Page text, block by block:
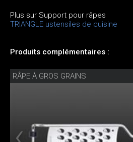
Plus sur Support pour râpes
TRIANGLE ustensiles de cuisine
Produits complémentaires :
RÂPE À GROS GRAINS